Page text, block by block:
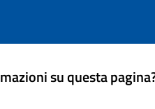
su questa